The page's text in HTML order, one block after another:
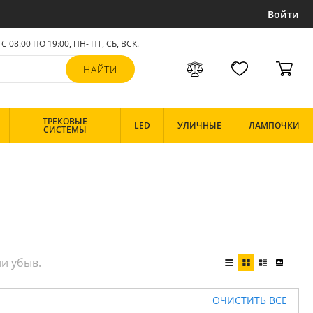
Войти
С 08:00 ПО 19:00, ПН- ПТ, СБ, ВСК.
ТРЕКОВЫЕ
СИСТЕМЫ LED УЛИЧНЫЕ ЛАМПОЧКИ
ОЧИСТИТЬ ВСЕ